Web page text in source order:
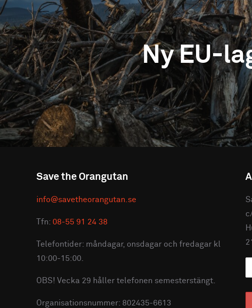
Ny EU-
Save the Orangutan
info@savetheorangutan.se
Tfn: 08-55 91 24 38
Telefontider: måndagar, onsdagar och fredagar kl
10:00-15:00.
OBS! Vecka 29 håller telefonen semesterstängt.
Organisationsnummer: 802435-6613